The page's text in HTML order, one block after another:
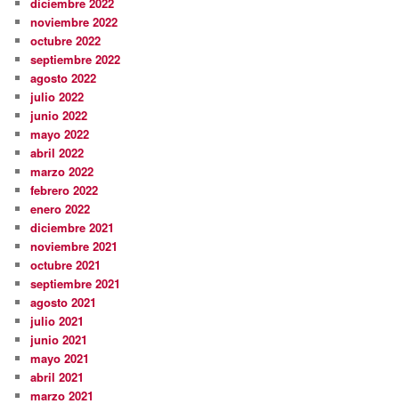
noviembre 2022
octubre 2022
septiembre 2022
agosto 2022
julio 2022
junio 2022
mayo 2022
abril 2022
marzo 2022
febrero 2022
enero 2022
diciembre 2021
noviembre 2021
octubre 2021
septiembre 2021
agosto 2021
julio 2021
junio 2021
mayo 2021
abril 2021
marzo 2021